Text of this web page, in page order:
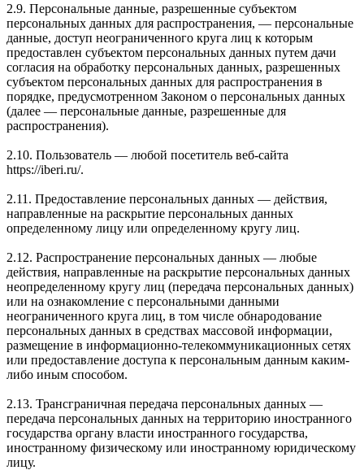
2.9. Персональные данные, разрешенные субъектом
персональных данных для распространения, — персональные
данные, доступ неограниченного круга лиц к которым
предоставлен субъектом персональных данных путем дачи
согласия на обработку персональных данных, разрешенных
субъектом персональных данных для распространения в
порядке, предусмотренном Законом о персональных данных
(далее — персональные данные, разрешенные для
распространения).
2.10. Пользователь — любой посетитель веб-сайта
https://iberi.ru/.
2.11. Предоставление персональных данных — действия,
направленные на раскрытие персональных данных
определенному лицу или определенному кругу лиц.
2.12. Распространение персональных данных — любые
действия, направленные на раскрытие персональных данных
неопределенному кругу лиц (передача персональных данных)
или на ознакомление с персональными данными
неограниченного круга лиц, в том числе обнародование
персональных данных в средствах массовой информации,
размещение в информационно-телекоммуникационных сетях
или предоставление доступа к персональным данным каким-
либо иным способом.
2.13. Трансграничная передача персональных данных —
передача персональных данных на территорию иностранного
государства органу власти иностранного государства,
иностранному физическому или иностранному юридическому
лицу.